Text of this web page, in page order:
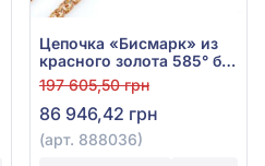
Цепочка «Бисмарк» из
красного золота 585° без
вставки, арт. 888036
197 605,50 грн
86 946,42 грн
(арт. 888036)